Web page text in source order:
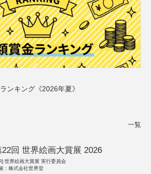
ンキング《2026年夏》
一覧
22回 世界絵画大賞展 2026
世界絵画大賞展 実行委員会
：株式会社世界堂